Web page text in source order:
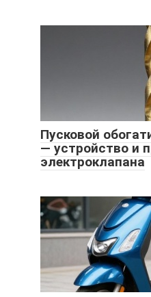
Пусковой
— устройство и
электроклапана